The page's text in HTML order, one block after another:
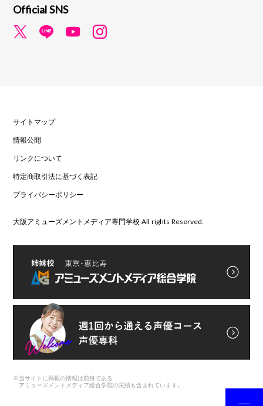
Official SNS
サイトマップ
情報公開
リンクについて
特定商取引法に基づく表記
プライバシーポリシー
大阪アミューズメントメディア専門学校 All rights Reserved.
※当サイトに掲載の情報は前身である
アミューズメントメディア総合学院の実績も含まれています。